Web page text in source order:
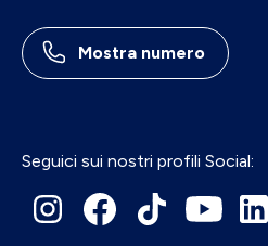
Mostra numero
Seguici sui nostri profili Social: